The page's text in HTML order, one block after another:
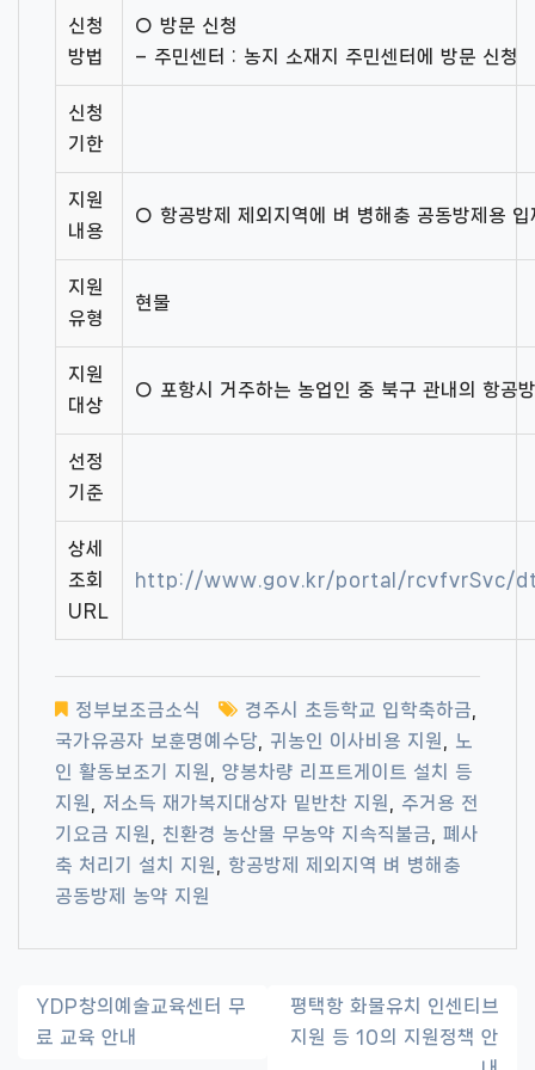
신청
방법
○ 방문 신청
– 주민센터 : 농지 소재지 주민센터에 방문 신청
신청
기한
지원
내용
○ 항공방제 제외지역에 벼 병해충 공동방제용 입
지원
유형
현물
지원
대상
○ 포항시 거주하는 농업인 중 북구 관내의 항공
선정
기준
상세
조회
URL
http://www.gov.kr/portal/rcvfvrSvc/
정부보조금소식 경주시 초등학교 입학축하금
국가유공자 보훈명예수당
귀농인 이사비용 지원
노
인 활동보조기 지원
양봉차량 리프트게이트 설치 등
지원
저소득 재가복지대상자 밑반찬 지원
주거용 전
기요금 지원
친환경 농산물 무농약 지속직불금
폐사
축 처리기 설치 지원
항공방제 제외지역 벼 병해충
공동방제 농약 지원
글
내
YDP창의예술교육센터 무
료 교육 안내
평택항 화물유치 인센티브
지원 등 10의 지원정책 안